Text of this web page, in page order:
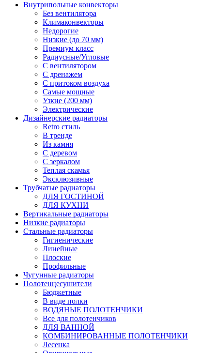
Внутрипольные конвекторы
Без вентилятора
Климаконвекторы
Недорогие
Низкие (до 70 мм)
Премиум класс
Радиусные/Угловые
С вентилятором
С дренажем
С притоком воздуха
Самые мощные
Узкие (200 мм)
Электрические
Дизайнерские радиаторы
Retro стиль
В тренде
Из камня
С деревом
С зеркалом
Теплая скамья
Эксклюзивные
Трубчатые радиаторы
ДЛЯ ГОСТИНОЙ
ДЛЯ КУХНИ
Вертикальные радиаторы
Низкие радиаторы
Стальные радиаторы
Гигиенические
Линейные
Плоские
Профильные
Чугунные радиаторы
Полотенцесушители
Бюджетные
В виде полки
ВОДЯНЫЕ ПОЛОТЕНЧИКИ
Все для полотенчиков
ДЛЯ ВАННОЙ
КОМБИНИРОВАННЫЕ ПОЛОТЕНЧИКИ
Лесенка